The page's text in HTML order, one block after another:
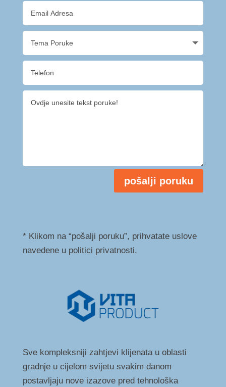
pošalji poruku
* Klikom na “pošalji poruku”, prihvatate uslove
navedene u politici privatnosti.
Sve kompleksniji zahtjevi klijenata u oblasti
gradnje u cijelom svijetu svakim danom
postavljaju nove izazove pred tehnološka